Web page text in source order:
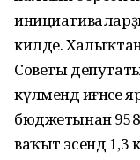
килде.
Советы
күләмендә
бюджетынан
ваҡыт эсендә